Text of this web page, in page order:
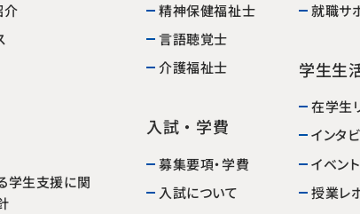
介
学生支援に関
精神保健福祉士
言語聴覚士
介護福祉士
入試・学費
募集要項・学費
入試について
就職サ
学生生
在学生
インタ
イベン
授業レ